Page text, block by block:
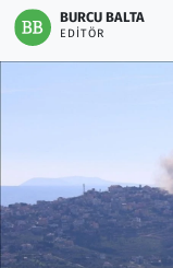
BURCU BALTA
EDITÖR
Otomobil
Oyun
Resmi İlanlar
Rüya Tabirleri